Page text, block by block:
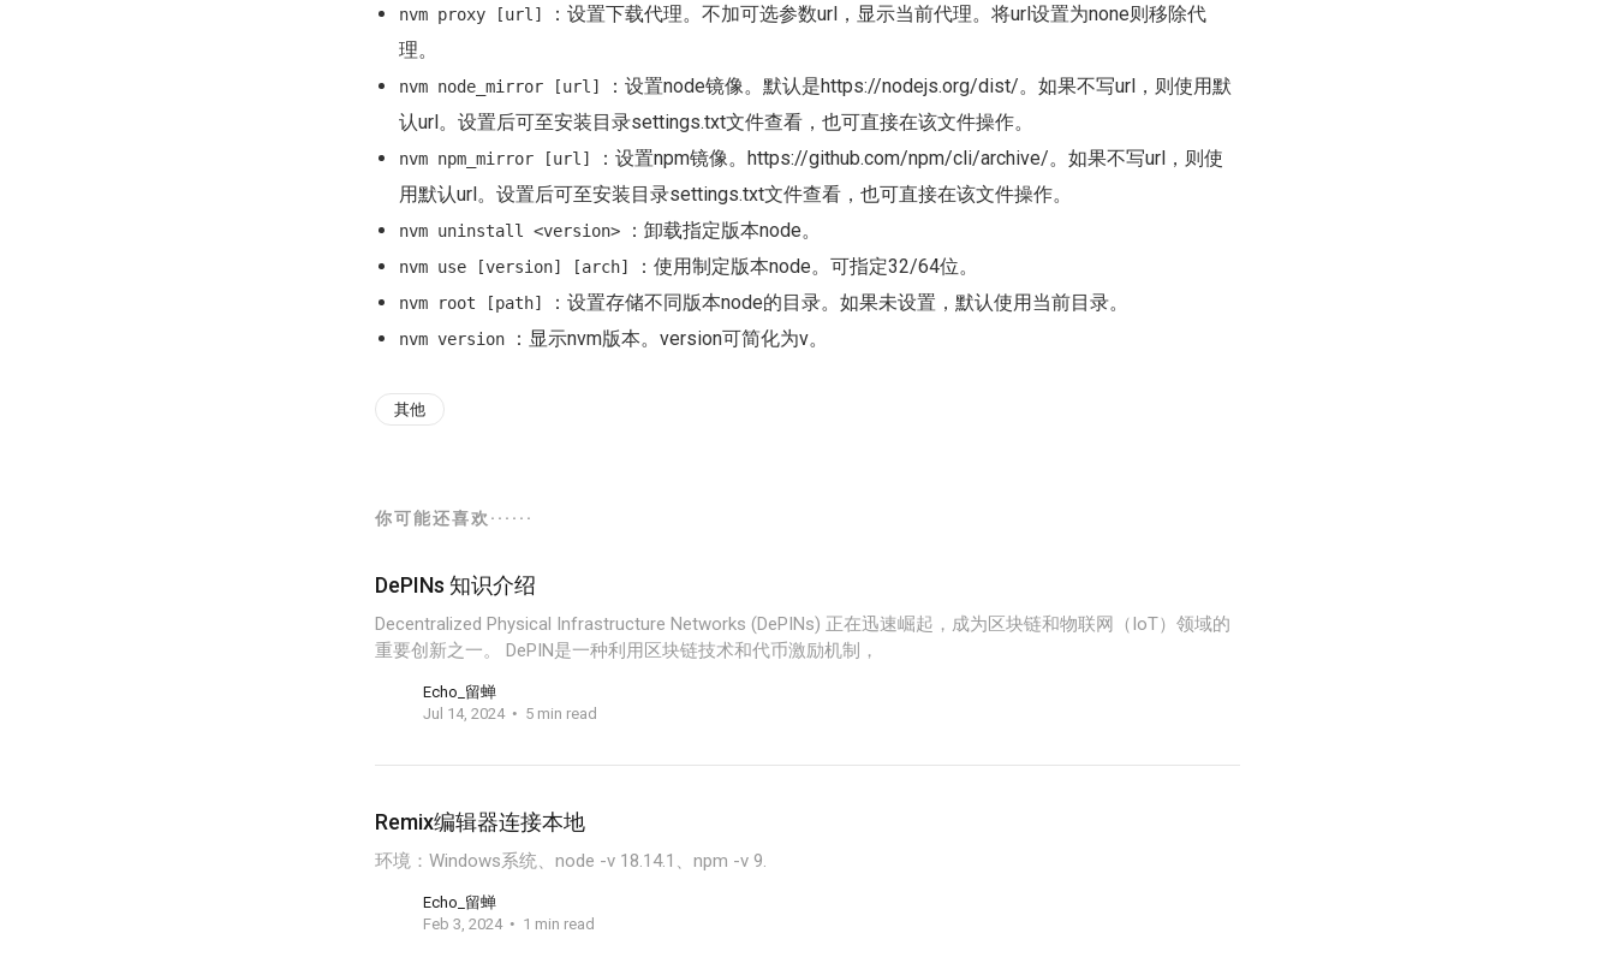
nvm proxy [url]
：设置下载代理。不加可选参数url，显示当前代理。将url设置为none则移除代
理。
nvm node_mirror [url]
：设置node镜像。默认是https://nodejs.org/dist/。如果不写url，则使用默
认url。设置后可至安装目录settings.txt文件查看，也可直接在该文件操作。
nvm npm_mirror [url]
：设置npm镜像。https://github.com/npm/cli/archive/。如果不写url，则使
用默认url。设置后可至安装目录settings.txt文件查看，也可直接在该文件操作。
nvm uninstall <version> ：卸载指定版本node。
nvm use [version] [arch] ：使用制定版本node。可指定32/64位。
nvm root [path] ：设置存储不同版本node的目录。如果未设置，默认使用当前目录。
nvm version ：显示nvm版本。version可简化为v。
其他
你可能还喜欢······
DePINs 知识介绍
Decentralized Physical Infrastructure Networks (DePINs) 正在迅速崛起，成为区块链和物联网（IoT）领域的
重要创新之一。 DePIN是一种利用区块链技术和代币激励机制，
Echo_留蝉
Jul 14, 2024
5 min read
Remix编辑器连接本地
环境：Windows系统、node -v 18.14.1、npm -v 9.
Echo_留蝉
Feb 3, 2024
1 min read